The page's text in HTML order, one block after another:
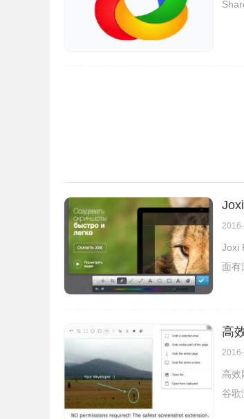
1.免费版的Screencastify插件只支
2.Screencastify插件不仅可以录制屏
Screencastify的联系方式
1.由 screencastify.com 提供。
Joxi
面有
高
高效
谷歌